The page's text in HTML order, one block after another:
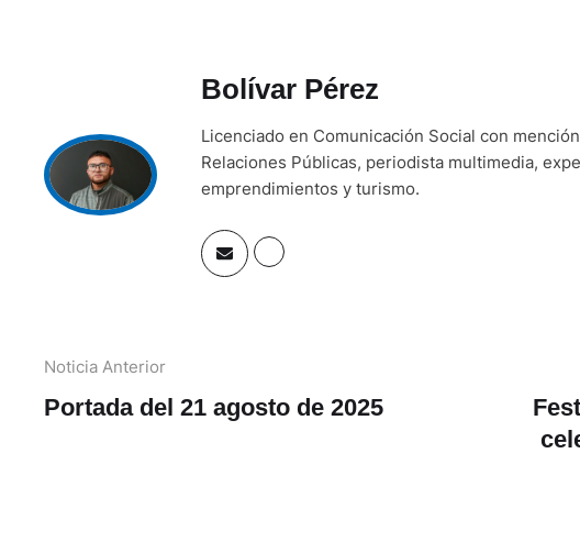
Bolívar Pérez
Licenciado en Comunicación Social con
Relaciones Públicas, periodista multimedia,
emprendimientos y turismo.
Noticia Anterior
Portada del 21 agosto de 2025